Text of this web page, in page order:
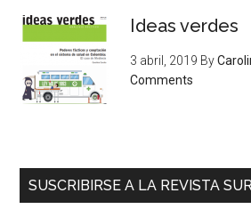
Ideas verdes
3 abril, 2019 By
Comments
SUSCRIBIRSE A LA REVISTA SUR